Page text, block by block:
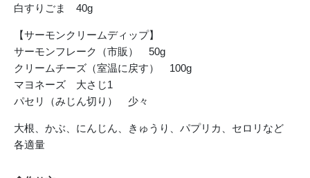
白すりごま 40g
【サーモンクリームディップ】
サーモンフレーク（市販） 50g
クリームチーズ（室温に戻す） 100g
マヨネーズ 大さじ1
パセリ（みじん切り） 少々
大根、かぶ、にんじん、きゅうり、パプリカ、セロリなど
各適量